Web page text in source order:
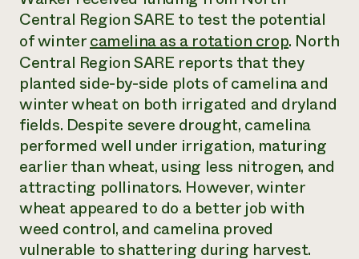
Informes anuales y financieros
Historias de impacto
Informe de
impacto 2024
LEER EL INFORME
Latinos en la agricultura
Sistemas alimentarios locales
Agricultura urbana
Las mujeres en la agricultura
Evento anual de reciclaje de productos electrónicos
Programa de descuentos de NorthWestern Energy
Servicios energéticos comerciales
Servicios energéticos residenciales
LIHEAP
Blog
Podcasts
Publicaciones
Cursos cortos
Vídeos
Oportunidades de financiación
Noticias
Asociaciones empresariales
Donar
Donaciones planificadas
Boletín
Consultas de los medios de comunicación
Todos
contribuyen a la
resiliencia de la
Central Region SARE to test the potential
of wintercamelina as a rotation crop. North
Central Region SARE reports that they
planted side-by-side plots of camelina and
winter wheat on both irrigated and dryland
fields. Despite severe drought, camelina
performed well under irrigation, maturing
earlier than wheat, using less nitrogen, and
attracting pollinators. However, winter
wheat appeared to do a better job with
weed control, and camelina proved
vulnerable to shattering during harvest.